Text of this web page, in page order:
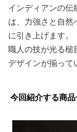
インディアンの
は、力強さと自
に引き上げます。
職人の技が光る槌
デザインが揃って
今回紹介する商